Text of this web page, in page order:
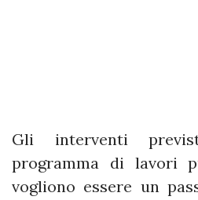
Gli interventi
programma di lavori
vogliono essere un